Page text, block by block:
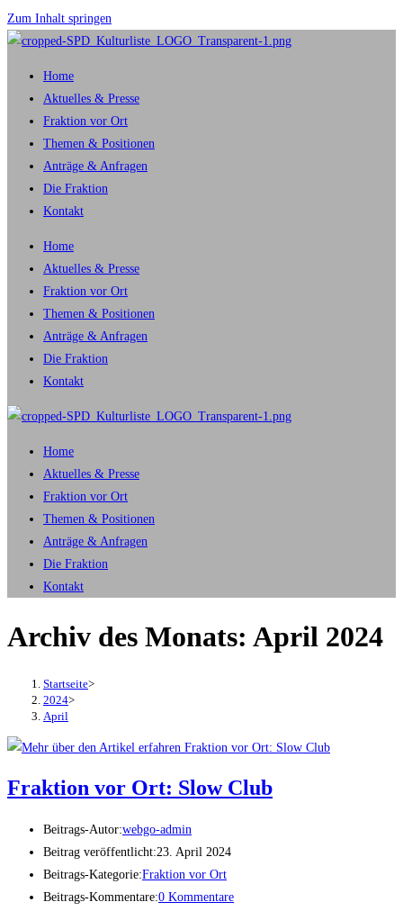
Zum Inhalt springen
Home
Aktuelles & Presse
Fraktion vor Ort
Themen & Positionen
Anträge & Anfragen
Die Fraktion
Kontakt
Home
Aktuelles & Presse
Fraktion vor Ort
Themen & Positionen
Anträge & Anfragen
Die Fraktion
Kontakt
Home
Aktuelles & Presse
Fraktion vor Ort
Themen & Positionen
Anträge & Anfragen
Die Fraktion
Kontakt
Archiv des Monats: April 2024
Startseite>
2024>
April
Fraktion vor Ort: Slow Club
Beitrags-Autor:webgo-admin
Beitrag veröffentlicht:23. April 2024
Beitrags-Kategorie:Fraktion vor Ort
Beitrags-Kommentare:0 Kommentare